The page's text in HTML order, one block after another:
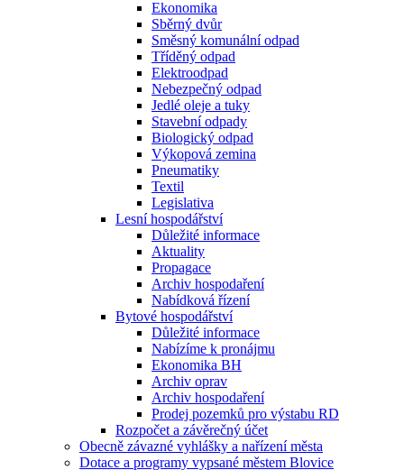
Ekonomika
Sběrný dvůr
Směsný komunální odpad
Tříděný odpad
Elektroodpad
Nebezpečný odpad
Jedlé oleje a tuky
Stavební odpady
Biologický odpad
Výkopová zemina
Pneumatiky
Textil
Legislativa
Lesní hospodářství
Důležité informace
Aktuality
Propagace
Archiv hospodaření
Nabídková řízení
Bytové hospodářství
Důležité informace
Nabízíme k pronájmu
Ekonomika BH
Archiv oprav
Archiv hospodaření
Prodej pozemků pro výstabu RD
Rozpočet a závěrečný účet
Obecně závazné vyhlášky a nařízení města
Dotace a programy vypsané městem Blovice